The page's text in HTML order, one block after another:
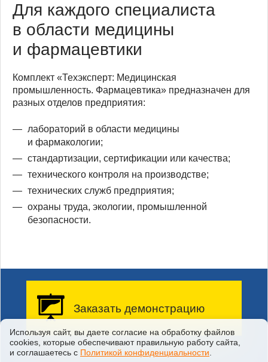
Для каждого специалиста
в области медицины
и фармацевтики
Комплект «Техэксперт: Медицинская
промышленность. Фармацевтика» предназначен для
разных отделов предприятия:
лабораторий в области медицины
и фармакологии;
стандартизации, сертификации или качества;
технического контроля на производстве;
технических служб предприятия;
охраны труда, экологии, промышленной
безопасности.
Заказать демонстрацию
Заказать бесплатную
демонстрацию возможностей
Используя сайт, вы даете согласие на обработку файлов
сооkiеs, которые обеспечивают правильную работу сайта,
и соглашаетесь с Политикой конфиденциальности.